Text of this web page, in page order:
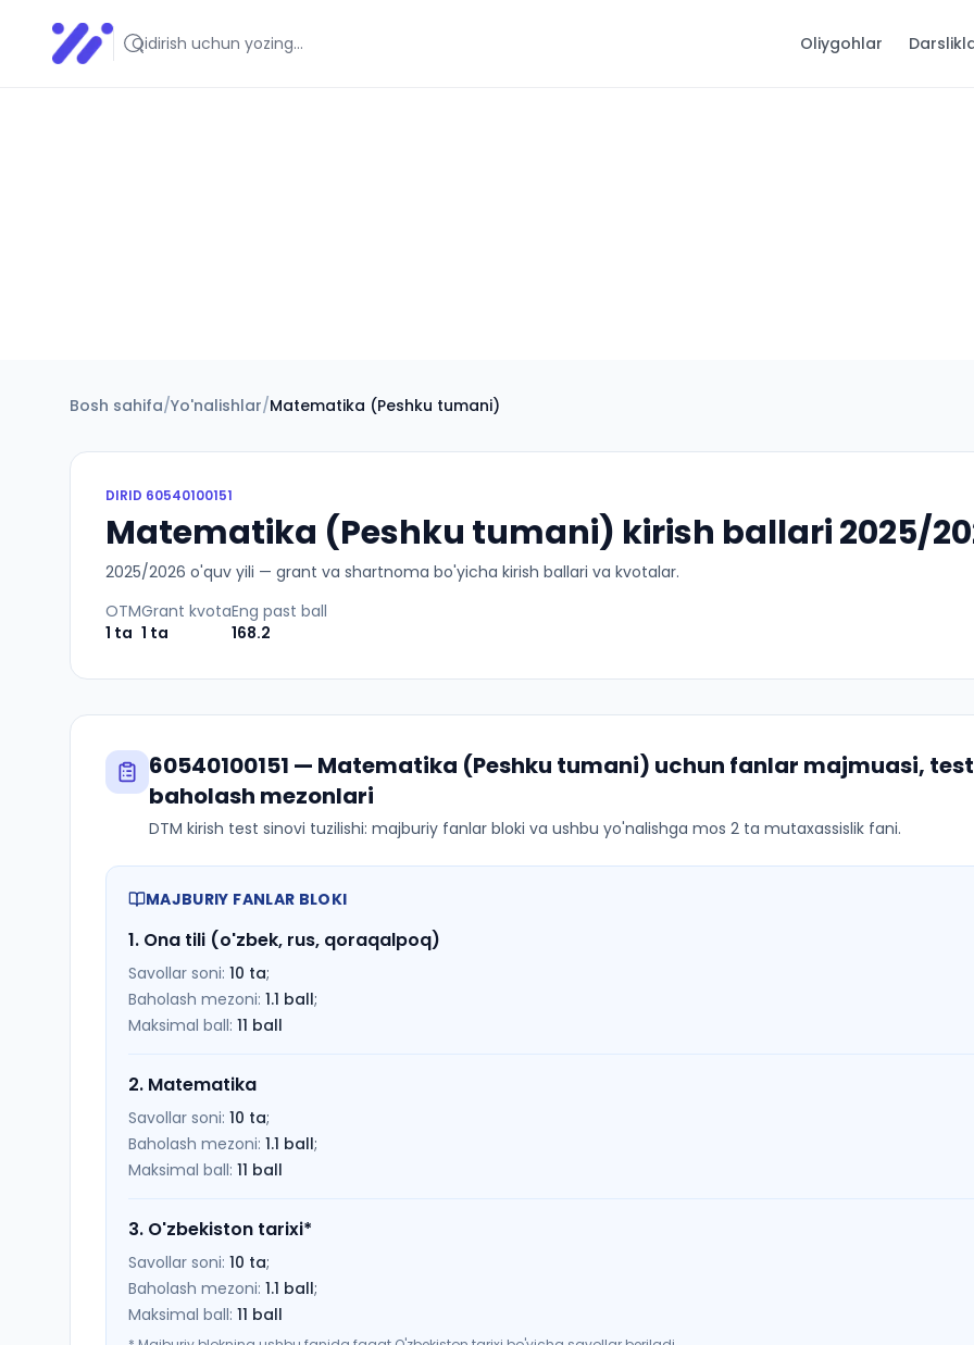
Infoedu
Ta&#039;lim xabarlari va yangiliklari Oliygohlar
Bosh sahifa/Yo'nalishlar/Matematika (Peshku tumani)
DIRID 60540100151
Matematika (Peshku tumani) kirish ballari 2025/
2025/2026 o'quv yili — grant va shartnoma bo'yicha kirish ballari va kvotalar.
OTM
1 ta
Grant kvota
1 ta
Eng past ball
168.2
60540100151 — Matematika (Peshku tumani) uchun fanlar majmuasi,
baholash mezonlari
DTM kirish test sinovi tuzilishi: majburiy fanlar bloki va ushbu yo'nalishga mos 2 ta mutaxassislik fani.
MAJBURIY FANLAR BLOKI
1. Ona tili (o'zbek, rus, qoraqalpoq)
Savollar soni: 10 ta;
Baholash mezoni: 1.1 ball;
Maksimal ball: 11 ball
2. Matematika
Savollar soni: 10 ta;
Baholash mezoni: 1.1 ball;
Maksimal ball: 11 ball
3. O'zbekiston tarixi*
Savollar soni: 10 ta;
Baholash mezoni: 1.1 ball;
Maksimal ball: 11 ball